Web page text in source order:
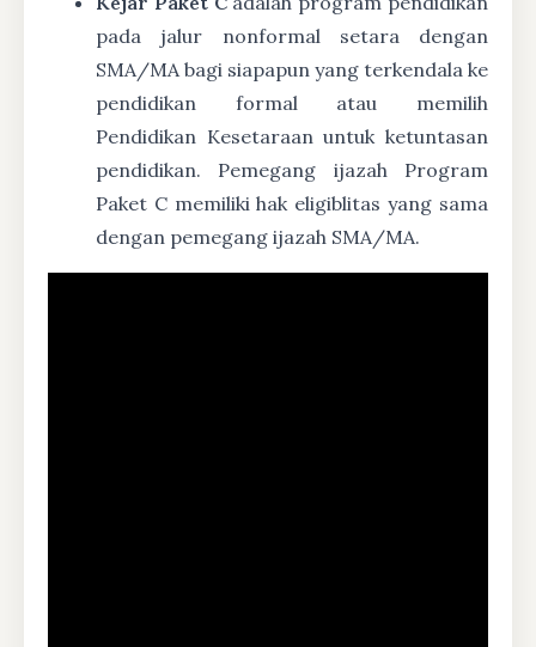
pada jalur nonformal setara dengan
SMA/MA bagi siapapun yang terkendala ke
pendidikan formal atau memilih
Pendidikan Kesetaraan untuk ketuntasan
pendidikan. Pemegang ijazah Program
Paket C memiliki hak eligiblitas yang sama
dengan pemegang ijazah SMA/MA.